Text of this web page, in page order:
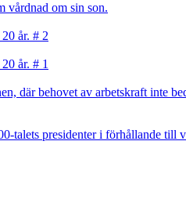
vårdnad om sin son.
år. # 2
år. # 1
där behovet av arbetskraft inte
talets presidenter i förhållande till